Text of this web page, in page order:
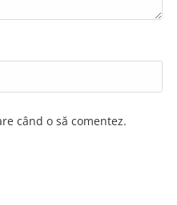
când o să comentez.